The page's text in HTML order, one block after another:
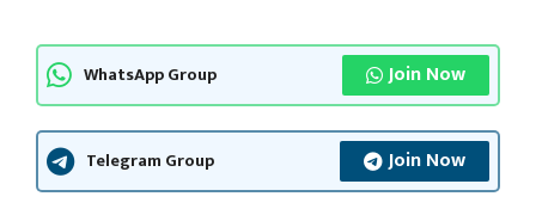
WhatsApp Group Join Now
Telegram Group Join Now